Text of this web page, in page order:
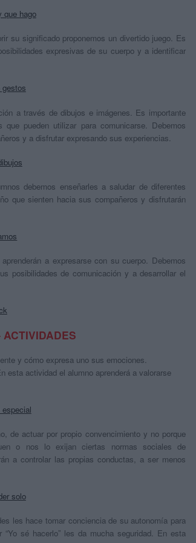
que hago
su significado proponemos un divertido juego. Es
expresivas de su cuerpo y a identificar
gestos
a través de dibujos e imágenes. Es importante
pueden utilizar para comunicarse. Debemos
y a disfrutar expresando sus experiencias.
debemos enseñarles a saludar de diferentes
que sienten hacia sus compañeros y disfrutarán
a expresarse con su cuerpo. Debemos
posibilidades de comunicación y a desarrollar el
y cómo expresa uno sus emociones.
esta actividad el alumno aprenderá a valorarse
de actuar por propio convencimiento y no porque
o nos lo exijan ciertas normas sociales de
a controlar las propias conductas, a ser menos
solo
les hace tomar conciencia de su autonomía para
sé hacerlo” les da mucha seguridad. En esta